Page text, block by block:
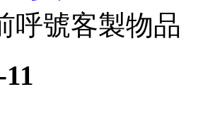
呼號客製物品